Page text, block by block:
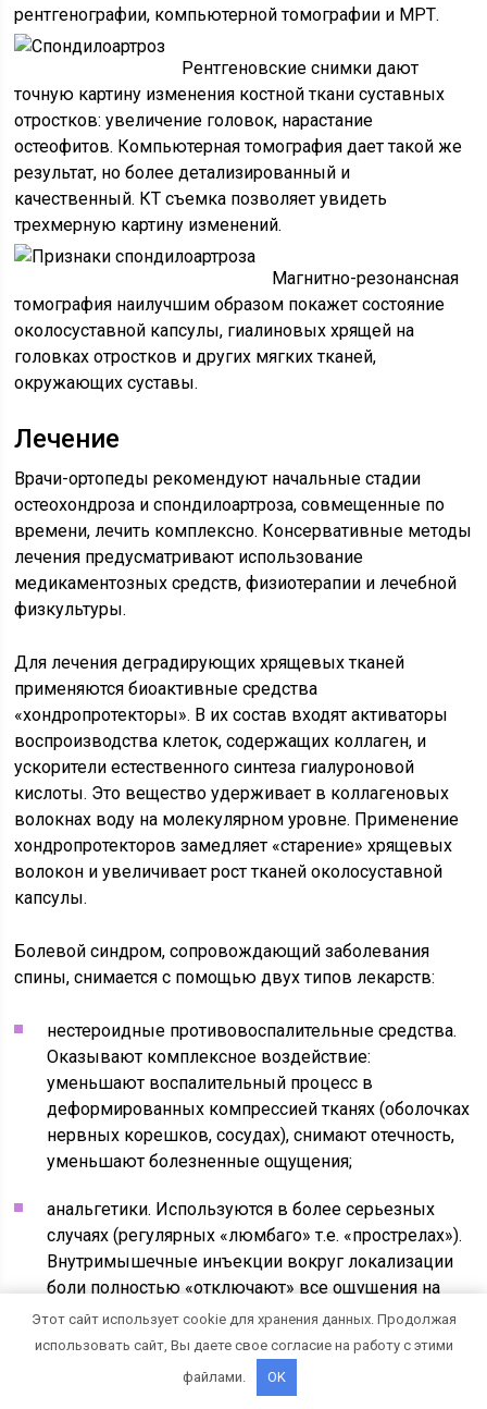
рентгенографии, компьютерной томографии и МРТ.
Рентгеновские снимки дают
точную картину изменения костной ткани суставных
отростков: увеличение головок, нарастание
остеофитов. Компьютерная томография дает такой же
результат, но более детализированный и
качественный. КТ съемка позволяет увидеть
трехмерную картину изменений.
Магнитно-резонансная
томография наилучшим образом покажет состояние
околосуставной капсулы, гиалиновых хрящей на
головках отростков и других мягких тканей,
окружающих суставы.
Лечение
Врачи-ортопеды рекомендуют начальные стадии
остеохондроза и спондилоартроза, совмещенные по
времени, лечить комплексно. Консервативные методы
лечения предусматривают использование
медикаментозных средств, физиотерапии и лечебной
физкультуры.
Для лечения деградирующих хрящевых тканей
применяются биоактивные средства
«хондропротекторы». В их состав входят активаторы
воспроизводства клеток, содержащих коллаген, и
ускорители естественного синтеза гиалуроновой
кислоты. Это вещество удерживает в коллагеновых
волокнах воду на молекулярном уровне. Применение
хондропротекторов замедляет «старение» хрящевых
волокон и увеличивает рост тканей околосуставной
капсулы.
Болевой синдром, сопровождающий заболевания
спины, снимается с помощью двух типов лекарств:
нестероидные противовоспалительные средства.
Оказывают комплексное воздействие:
уменьшают воспалительный процесс в
деформированных компрессией тканях (оболочках
нервных корешков, сосудах), снимают отечность,
уменьшают болезненные ощущения;
анальгетики. Используются в более серьезных
случаях (регулярных «люмбаго» т.е. «прострелах»).
Внутримышечные инъекции вокруг локализации
боли полностью «отключают» все ощущения на
время действия блокады.
Для повышения эффективности нестероидных
средств рекомендуются лекарства с расслабляющим
Этот сайт использует cookie для хранения данных. Продолжая
использовать сайт, Вы даете свое согласие на работу с этими
файлами.
OK